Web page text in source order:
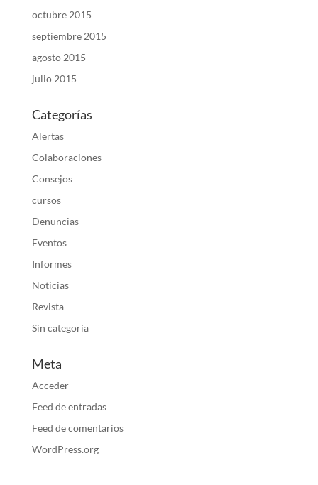
octubre 2015
septiembre 2015
agosto 2015
julio 2015
Categorías
Alertas
Colaboraciones
Consejos
cursos
Denuncias
Eventos
Informes
Noticias
Revista
Sin categoría
Meta
Acceder
Feed de entradas
Feed de comentarios
WordPress.org